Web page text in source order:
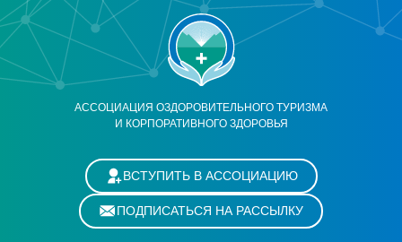
АССОЦИАЦИЯ ОЗДОРОВИТЕЛЬНОГО ТУРИЗМА
И КОРПОРАТИВНОГО ЗДОРОВЬЯ
ВСТУПИТЬ В АССОЦИАЦИЮ
ПОДПИСАТЬСЯ НА РАССЫЛКУ